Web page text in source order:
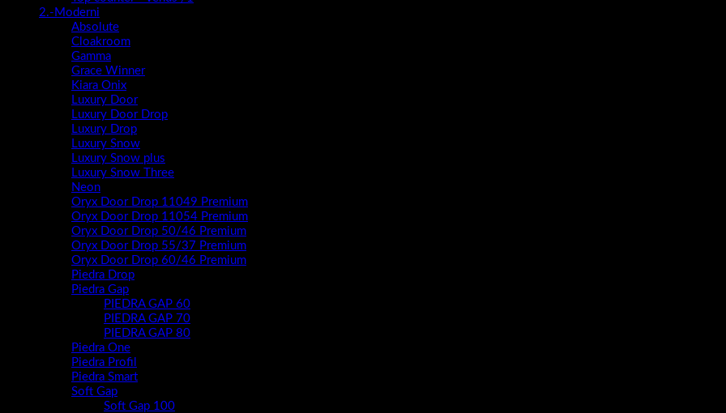
2.-Moderni
Absolute
Cloakroom
Gamma
Grace Winner
Kiara Onix
Luxury Door
Luxury Door Drop
Luxury Drop
Luxury Snow
Luxury Snow plus
Luxury Snow Three
Neon
Oryx Door Drop 11049 Premium
Oryx Door Drop 11054 Premium
Oryx Door Drop 50/46 Premium
Oryx Door Drop 55/37 Premium
Oryx Door Drop 60/46 Premium
Piedra Drop
Piedra Gap
PIEDRA GAP 60
PIEDRA GAP 70
PIEDRA GAP 80
Piedra One
Piedra Profil
Piedra Smart
Soft Gap
Soft Gap 100